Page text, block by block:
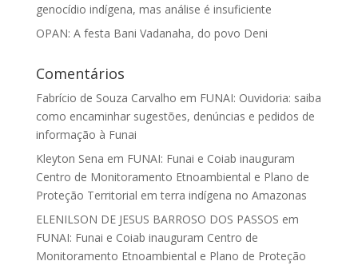
genocídio indígena, mas análise é insuficiente
OPAN: A festa Bani Vadanaha, do povo Deni
Comentários
Fabrício de Souza Carvalho em FUNAI: Ouvidoria: saiba
como encaminhar sugestões, denúncias e pedidos de
informação à Funai
Kleyton Sena em FUNAI: Funai e Coiab inauguram
Centro de Monitoramento Etnoambiental e Plano de
Proteção Territorial em terra indígena no Amazonas
ELENILSON DE JESUS BARROSO DOS PASSOS em
FUNAI: Funai e Coiab inauguram Centro de
Monitoramento Etnoambiental e Plano de Proteção